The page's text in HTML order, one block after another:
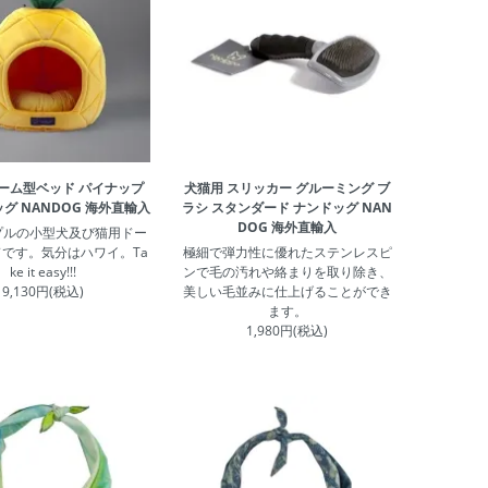
ム型ベッド パイナップ
グ NANDOG 海外直輸入
の小型犬及び猫用ドー
す。気分はハワイ。Ta
ke it easy!!!
9,130円(税込)
犬猫用 スリッカー グルーミング ブ
ラシ スタンダード ナンドッグ NAN
DOG 海外直輸入
極細で弾力性に優れたステンレスピ
ンで毛の汚れや絡まりを取り除き、
美しい毛並みに仕上げることができ
ます。
1,980円(税込)